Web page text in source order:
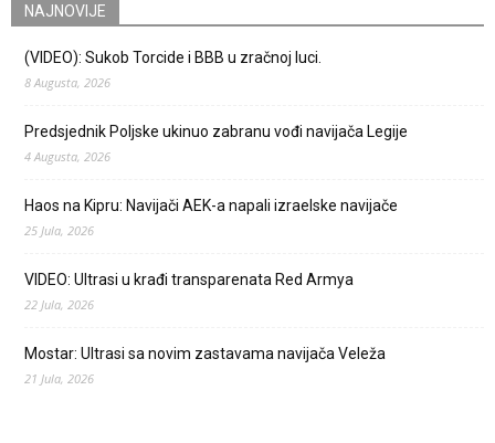
NAJNOVIJE
(VIDEO): Sukob Torcide i BBB u zračnoj luci.
8 Augusta, 2026
Predsjednik Poljske ukinuo zabranu vođi navijača Legije
4 Augusta, 2026
Haos na Kipru: Navijači AEK-a napali izraelske navijače
25 Jula, 2026
VIDEO: Ultrasi u krađi transparenata Red Armya
22 Jula, 2026
Mostar: Ultrasi sa novim zastavama navijača Veleža
21 Jula, 2026